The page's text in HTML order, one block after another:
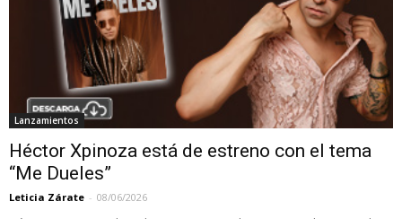
Lanzamientos
Héctor Xpinoza está de estreno con el tema
“Me Dueles”
Leticia Zárate - 08/06/2026